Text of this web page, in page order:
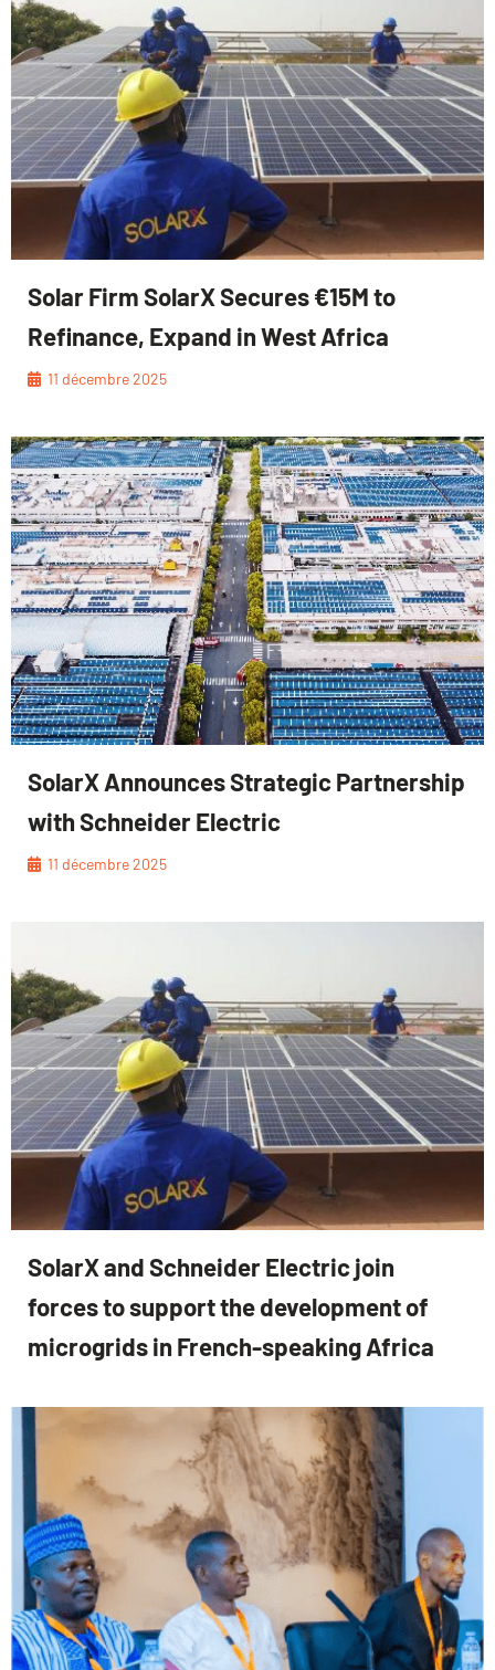
Solar Firm SolarX Secures €15M to
Refinance, Expand in West Africa
11 décembre 2025
SolarX Announces Strategic Partnership
with Schneider Electric
11 décembre 2025
SolarX and Schneider Electric join
forces to support the development of
microgrids in French-speaking Africa